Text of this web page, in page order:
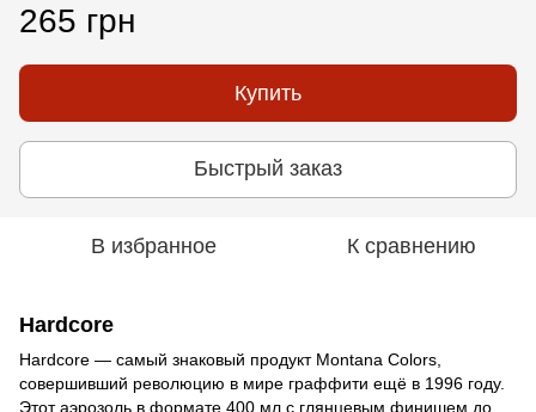
265 грн
Купить
Быстрый заказ
В избранное К сравнению
Hardcore
Hardcore — самый знаковый продукт Montana Colors,
совершивший революцию в мире граффити ещё в 1996 году.
Этот аэрозоль в формате 400 мл с глянцевым финишем до